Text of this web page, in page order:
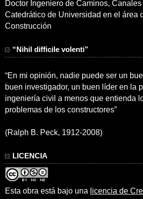
Doctor Ingeniero de Caminos, Canales
Catedrático de Universidad en el área
Construcción
“Nihil difficile volenti”
“En mi opinión, nadie puede ser un
buen investigador, un buen líder en la
ingeniería civil a menos que entienda
problemas de los constructores”
(Ralph B. Peck, 1912-2008)
LICENCIA
Esta obra está bajo una licencia de